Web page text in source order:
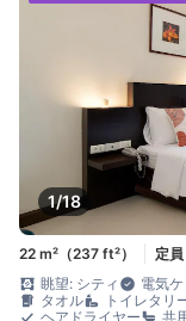
1/18
22 m²（237 ft²） 定
眺望: シティ
電気
タオル
トイレタリ
ヘアドライヤー
共